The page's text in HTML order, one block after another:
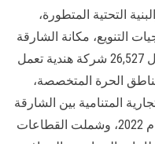
التحتية المتطورة،
التنويع، مكانة الشارقة
كمركز عالمي للاستثمارات، ومن خلال 26,527 شركة هندية تعمل
تعمل في المناطق الحرة المتخصصة،
المتنامية بين الشارقة
والهند 1.14 مليار درهم إماراتي في عام 2022، وشملت القطاعات